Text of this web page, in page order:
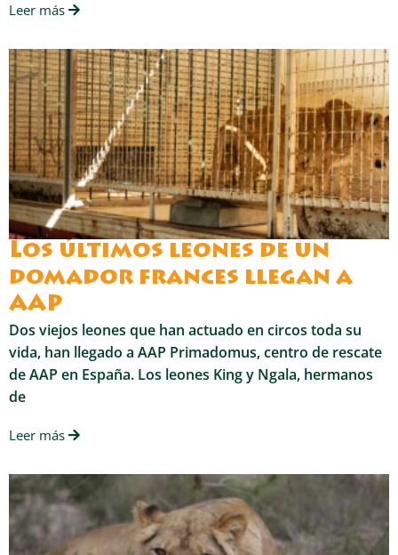
Leer más
Los últimos leones de un
domador frances llegan a
AAP
Dos viejos leones que han actuado en circos toda su
vida, han llegado a AAP Primadomus, centro de rescate
de AAP en España. Los leones King y Ngala, hermanos
de
Leer más